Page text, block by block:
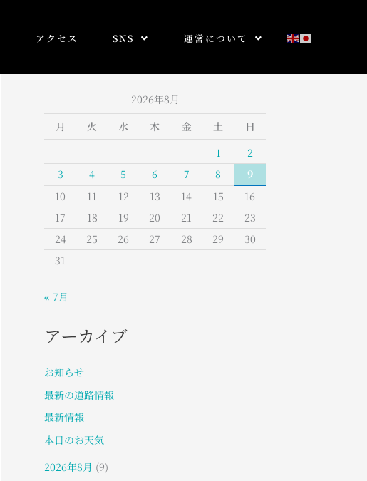
アクセス SNS 運営について
2026年8月
月
火 水 木 金 土
日
1
2
3
4 5 6 7 8
9
10
11 12 13 14 15
16
17
18 19 20 21 22
23
24
25 26 27 28 29
30
31
« 7月
アーカイブ
お知らせ
最新の道路情報
最新情報
本日のお天気
2026年8月 (9)